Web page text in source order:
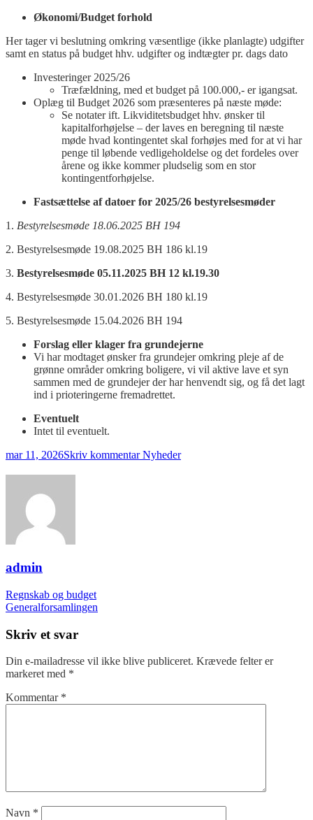
Økonomi/Budget forhold
Her tager vi beslutning omkring væsentlige (ikke planlagte) udgifter
samt en status på budget hhv. udgifter og indtægter pr. dags dato
Investeringer 2025/26
Træfældning, med et budget på 100.000,- er igangsat.
Oplæg til Budget 2026 som præsenteres på næste møde:
Se notater ift. Likviditetsbudget hhv. ønsker til
kapitalforhøjelse – der laves en beregning til næste
møde hvad kontingentet skal forhøjes med for at vi har
penge til løbende vedligeholdelse og det fordeles over
årene og ikke kommer pludselig som en stor
kontingentforhøjelse.
Fastsættelse af datoer for 2025/26 bestyrelsesmøder
1. Bestyrelsesmøde 18.06.2025 BH 194
2. Bestyrelsesmøde 19.08.2025 BH 186 kl.19
3. Bestyrelsesmøde 05.11.2025 BH 12 kl.19.30
4. Bestyrelsesmøde 30.01.2026 BH 180 kl.19
5. Bestyrelsesmøde 15.04.2026 BH 194
Forslag eller klager fra grundejerne
Vi har modtaget ønsker fra grundejer omkring pleje af de
grønne områder omkring boligere, vi vil aktive lave et syn
sammen med de grundejer der har henvendt sig, og få det lagt
ind i prioteringerne fremadrettet.
Eventuelt
Intet til eventuelt.
mar 11, 2026Skriv kommentartil
Nyheder
admin
Indlægsnavigation
Regnskab og budget
Generalforsamlingen
Skriv et svar
Din e-mailadresse vil ikke blive publiceret. Krævede felter er
markeret med *
Kommentar *
Navn *